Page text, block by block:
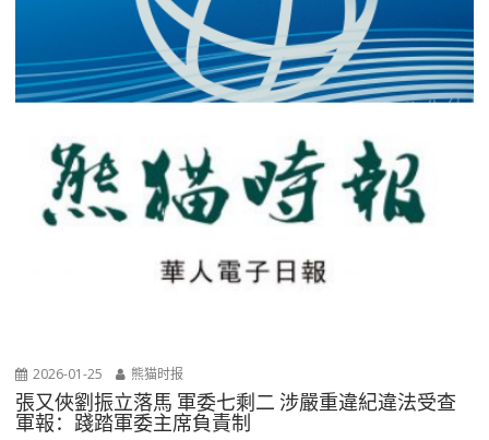
2026-01-25 熊猫时报
張又俠劉振立落馬 軍委七剩二 涉嚴重違紀違法受查
軍報：踐踏軍委主席負責制